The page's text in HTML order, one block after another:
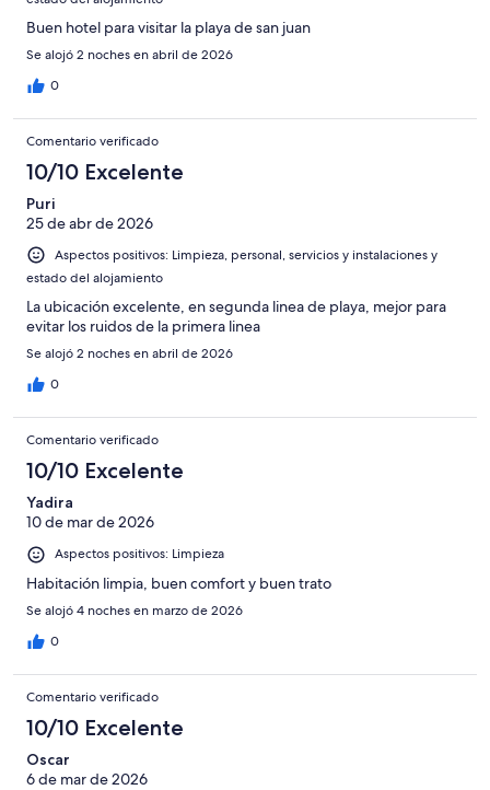
Horrible
Buen hotel para visitar la playa de san juan
Se alojó 2 noches en abril de 2026
0
Comentario verificado
10/10 Excelente
Puri
25 de abr de 2026
Aspectos positivos: Limpieza, personal, servicios y instalaciones y
estado del alojamiento
La ubicación excelente, en segunda linea de playa, mejor para
evitar los ruidos de la primera linea
Se alojó 2 noches en abril de 2026
0
Comentario verificado
10/10 Excelente
Yadira
10 de mar de 2026
Aspectos positivos: Limpieza
Habitación limpia, buen comfort y buen trato
Se alojó 4 noches en marzo de 2026
0
Comentario verificado
10/10 Excelente
Oscar
6 de mar de 2026